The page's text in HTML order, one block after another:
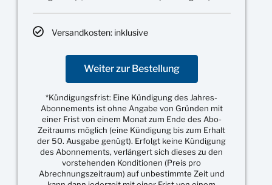
Versandkosten: inklusive
Weiter zur Bestellung
*Kündigungsfrist: Eine Kündigung des Jahres-
Abonnements ist ohne Angabe von Gründen mit
einer Frist von einem Monat zum Ende des Abo-
Zeitraums möglich (eine Kündigung bis zum Erhalt
der 50. Ausgabe genügt). Erfolgt keine Kündigung
des Abonnements, verlängert sich dieses zu den
vorstehenden Konditionen (Preis pro
Abrechnungszeitraum) auf unbestimmte Zeit und